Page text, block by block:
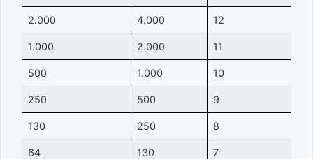
2.000 4.000 12
1.000 2.000 11
500 1.000 10
250 500 9
130 250 8
64 130 7